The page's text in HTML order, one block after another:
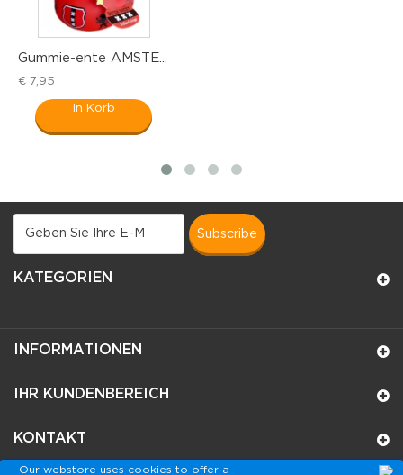
Our webstore uses cookies to offer a
Gummie-ente AMSTE...
€ 7,95
In Korb
subscribe
KATEGORIEN
INFORMATIONEN
IHR KUNDENBEREICH
KONTAKT